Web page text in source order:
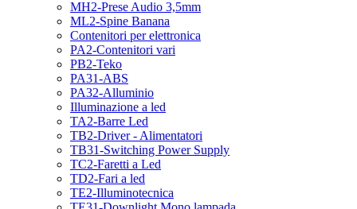
MH2-Prese Audio 3,5mm
ML2-Spine Banana
Contenitori per elettronica
PA2-Contenitori vari
PB2-Teko
PA31-ABS
PA32-Alluminio
Illuminazione a led
TA2-Barre Led
TB2-Driver - Alimentatori
TB31-Switching Power Supply
TC2-Faretti a Led
TD2-Fari a led
TE2-Illuminotecnica